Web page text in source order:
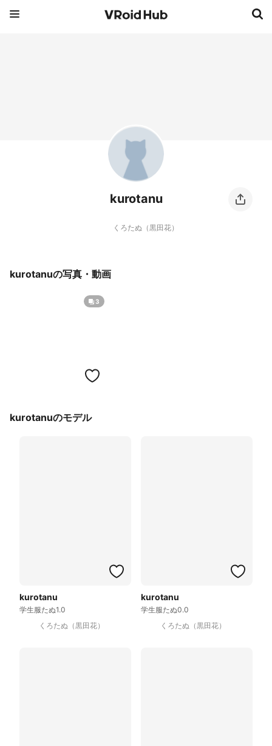
kurotanu
くろたぬ（黒田花）
kurotanuの写真・動画
3
kurotanuのモデル
kurotanu
学生服たぬ1.0
くろたぬ（黒田花）
kurotanu
学生服たぬ0.0
くろたぬ（黒田花）